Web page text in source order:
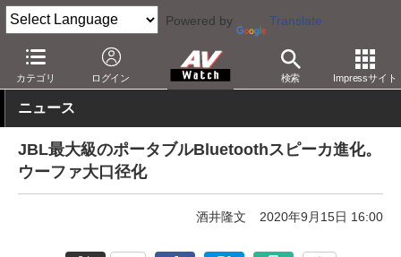
Powered by Translate
カテゴリ ログイン 検索 Impressサイト
AV Watch 製品 Bluetoothスピーカー
ニュース
JBL最大級のポータブルBluetoothスピーカ進化。
ウーファ大口径化
酒井隆文 2020年9月15日 16:00